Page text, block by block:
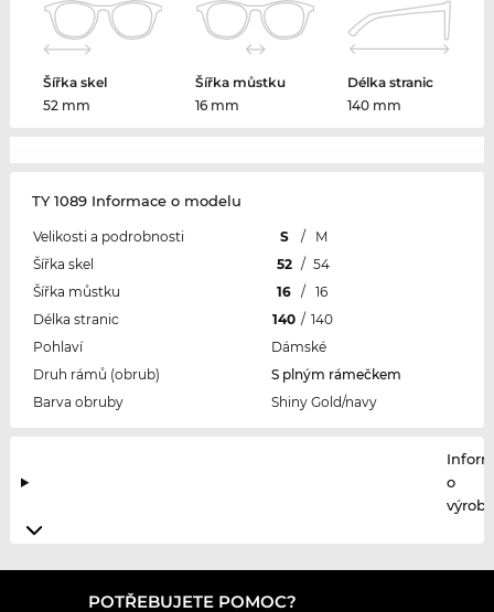
Šířka skel
52 mm
Šířka můstku
16 mm
Délka stranic
140 mm
TY 1089 Informace o modelu
Velikosti a podrobnosti S /
M
Šířka skel
52 / 54
Šířka můstku
16 /
16
Délka stranic
140 / 140
Pohlaví
Dámské
Druh rámů (obrub)
S plným rámečkem
Barva obruby
Shiny Gold/navy
o
POTŘEBUJETE POMOC?